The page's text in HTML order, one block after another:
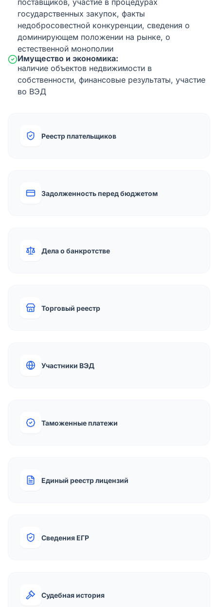
поставщиков, участие в процедурах
государственных закупок, факты
недобросовестной конкуренции, сведения о
доминирующем положении на рынке, о
естественной монополии
Имущество и экономика:
наличие объектов недвижимости в
собственности, финансовые результаты, участие
во ВЭД
Реестр плательщиков
Задолженность перед бюджетом
Дела о банкротстве
Торговый реестр
Участники ВЭД
Таможенные платежи
Единый реестр лицензий
Сведения ЕГР
Судебная история